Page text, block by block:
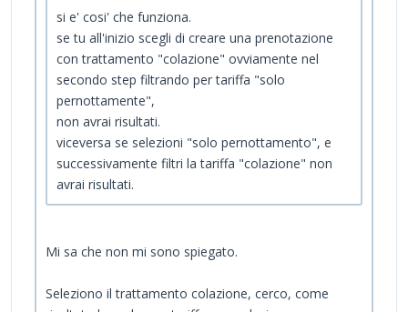
si e' cosi' che funziona.
se tu all'inizio scegli di creare una prenotazione
con trattamento "colazione" ovviamente nel
secondo step filtrando per tariffa "solo
pernottamente",
non avrai risultati.
viceversa se selezioni "solo pernottamento", e
successivamente filtri la tariffa "colazione" non
avrai risultati.
Mi sa che non mi sono spiegato.
Seleziono il trattamento colazione, cerco, come